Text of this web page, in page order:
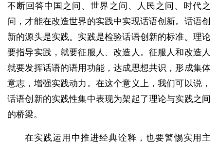
不断回答中国之问、世界之问、人民之问、时代之
问，才能在改造世界的实践中实现话语创新。话语创
新的源头是实践。实践是检验话语创新的标准。理论
要指导实践，就要征服人、改造人。征服人和改造人
就要发挥话语的语用功能，达成思想共识，形成集体
意志，增强实践动力。在这个意义上，我们可以说，
话语创新的实践性集中表现为架起了理论与实践之间
的桥梁。
在实践运用中推进经典诠释，也要警惕实用主